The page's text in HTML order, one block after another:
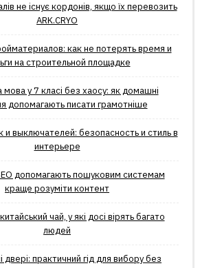
не існує кордонів, якщо їх перевозить
ARK.CRYO
как не потерять время и
на строительной площадке
мова у 7 класі без хаосу: як домашні
допомагають писати грамотніше
выключателей: безопасность и стиль в
интерьере
допомагають пошуковим системам
краще розуміти контент
чай, у які досі вірять багато
людей
двері: практичний гід для вибору без